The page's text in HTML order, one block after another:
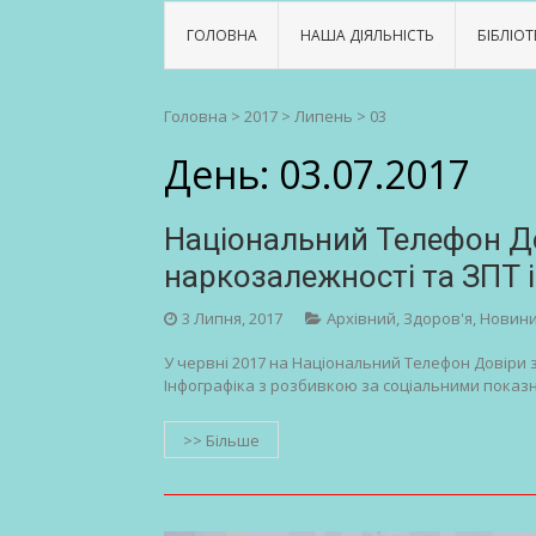
ГОЛОВНА НАША ДІЯЛЬНІСТЬ
Головна > 2017 > Липень > 03
День: 03.07.2017
Національний Телефон
наркозалежності та ЗПТ
3 Липня, 2017 Архівний Здоров'я Новини
У червні 2017 на Національний Телефон
Інфографіка з розбивкою за соціальними
>> Більше